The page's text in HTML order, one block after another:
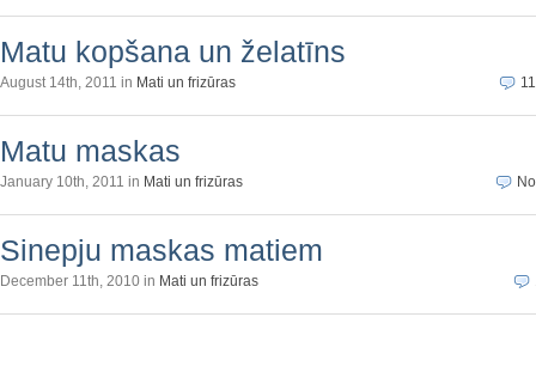
Matu kopšana un želatīns
August 14th, 2011 in Mati un frizūras
Matu maskas
January 10th, 2011 in Mati un frizūras
Sinepju maskas matiem
December 11th, 2010 in Mati un frizūras